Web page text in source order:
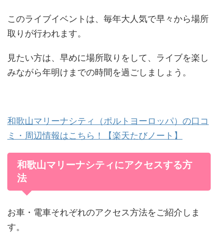
このライブイベントは、毎年大人気で早々から場所
取りが行われます。
見たい方は、早めに場所取りをして、ライブを楽し
みながら年明けまでの時間を過ごしましょう。
和歌山マリーナシティ（ポルトヨーロッパ）の口コ
ミ・周辺情報はこちら！【楽天たびノート】
和歌山マリーナシティにアクセスする方
法
お車・電車それぞれのアクセス方法をご紹介しま
す。